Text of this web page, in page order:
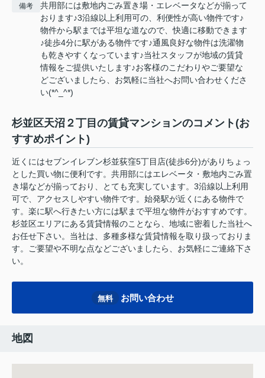
備考
共用部には敷地内ごみ置き場・エレベータなどが揃って
おります♪3沿線以上利用可の、利便性が高い物件です♪
物件から駅までは平坦な道なので、快適に移動できます
♪徒歩4分に駅がある物件です♪通風良好な物件は洗濯物
も乾きやすくなっています♪当社スタッフが地域の賃貸
情報をご提供いたします♪お客様のこだわりやご要望な
どございましたら、お気軽に当社へお問い合わせくださ
い(*^_^*)
杉並区天沼２丁目の賃貸マンションのコメント(お
すすめポイント)
近くにはセブンイレブン杉並荻窪5丁目店(徒歩6分)がありちょっ
とした買い物に便利です。共用部にはエレベータ・敷地内ごみ置
き場などが揃っており、とても充実しています。3沿線以上利用
可で、アクセスしやすい物件です。始発駅が近くにある物件で
す。楽に駅へ行きたい方には駅まで平坦な物件がおすすめです。
杉並区エリアにある賃貸情報のことなら、地域に密着した当社へ
お任せ下さい。当社は、多種多様な賃貸情報を取り扱っておりま
す。ご要望や不明な点などございましたら、お気軽にご連絡下さ
い。
無料 お問い合わせ
地図